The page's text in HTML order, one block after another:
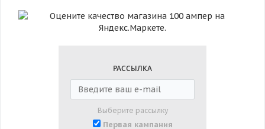
РАССЫЛКА
Выберите рассылку
Первая кампания